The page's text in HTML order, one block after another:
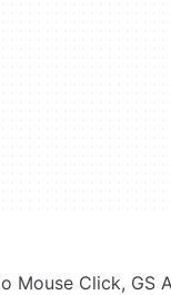
Mouse Click, GS